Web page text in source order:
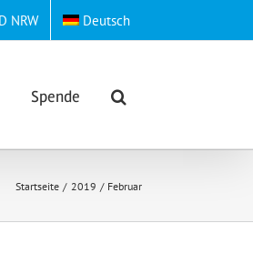
NRW Deutsch
Spende
Startseite 2019 Februar